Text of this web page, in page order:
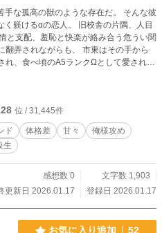
な孤高の獣のような存在だ。 そんな彼
人。 旧校舎の片隅、人目
と支配、羞恥と快楽が絡み合う危うい関
位 / 31,445件
ド 体格差 甘々
俺様攻め
生
感想数 0
文字数 1,903
更新日 2026.01.17
登録日 2026.01.17
お気に入り追加 52